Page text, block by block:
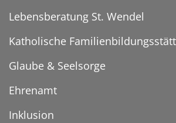
Lebensberatung St. Wendel
Katholische
Glaube & Seelsorge
Ehrenamt
Inklusion